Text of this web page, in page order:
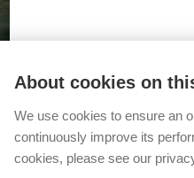
About cookies on
We use cookies to ensure an
continuously improve its
cookies, please see our